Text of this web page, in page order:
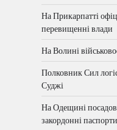
На Прикарпатті
перевищенні влади
На Волині
Полковник Сил
Суджі
На Одещині
закордонні